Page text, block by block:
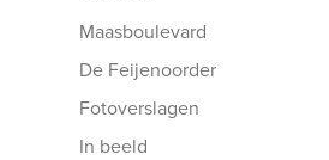
Maasboulevard
De Feijenoorder
Fotoverslagen
In beeld